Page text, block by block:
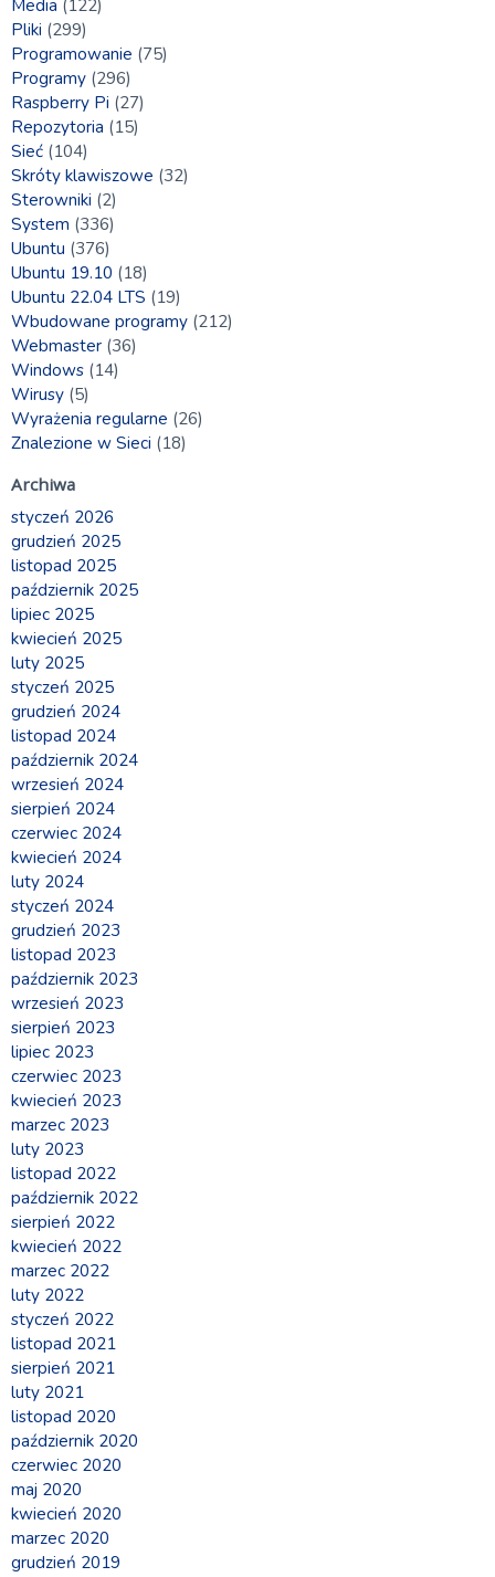
Media (122)
Pliki (299)
Programowanie (75)
Programy (296)
Raspberry Pi (27)
Repozytoria (15)
Sieć (104)
Skróty klawiszowe (32)
Sterowniki (2)
System (336)
Ubuntu (376)
Ubuntu 19.10 (18)
Ubuntu 22.04 LTS (19)
Wbudowane programy (212)
Webmaster (36)
Windows (14)
Wirusy (5)
Wyrażenia regularne (26)
Znalezione w Sieci (18)
Archiwa
styczeń 2026
grudzień 2025
listopad 2025
październik 2025
lipiec 2025
kwiecień 2025
luty 2025
styczeń 2025
grudzień 2024
listopad 2024
październik 2024
wrzesień 2024
sierpień 2024
czerwiec 2024
kwiecień 2024
luty 2024
styczeń 2024
grudzień 2023
listopad 2023
październik 2023
wrzesień 2023
sierpień 2023
lipiec 2023
czerwiec 2023
kwiecień 2023
marzec 2023
luty 2023
listopad 2022
październik 2022
sierpień 2022
kwiecień 2022
marzec 2022
luty 2022
styczeń 2022
listopad 2021
sierpień 2021
luty 2021
listopad 2020
październik 2020
czerwiec 2020
maj 2020
kwiecień 2020
marzec 2020
grudzień 2019